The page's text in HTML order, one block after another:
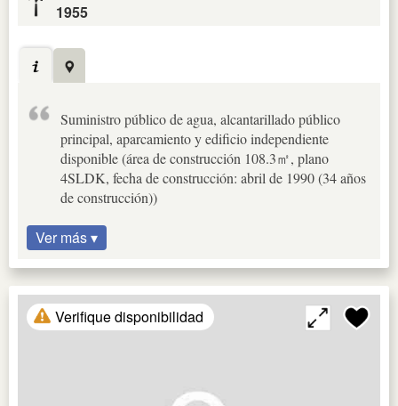
1955
Suministro público de agua, alcantarillado público
principal, aparcamiento y edificio independiente
disponible (área de construcción 108.3㎡, plano
4SLDK, fecha de construcción: abril de 1990 (34 años
de construcción))
Ver más ▾
Verifique disponibilidad